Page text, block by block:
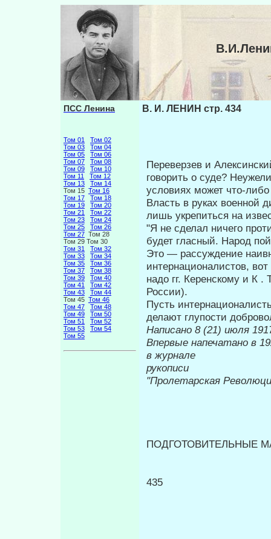
ПСС Ленина
Том 01
Том 02
Том 03
Том 04
Том 05
Том 06
Том 07
Том 08
Том 09
Том 10
Том 11
Том 12
Том 13
Том 14
Том 15 Том 16
Том 17
Том 18
Том 19
Том 20
Том 21
Том 22
Том 23
Том 24
Том 25
Том 26
Том 27 Том 28
Том 29 Том 30
Том 31
Том 32
Том 33
Том 34
Том 35
Том 36
Том 37
Том 38
Том 39
Том 40
Том 41
Том 42
Том 43
Том 44
Том 45 Том 46
Том 47
Том 48
Том 49
Том 50
Том 51
Том 52
Том 53
Том 54
Том 55
В. И. ЛЕНИН стр. 434
Переверзев и
гово­рить о суде?
условиях мо­жет что-
Власть в руках военной
лишь укрепиться на
"Я не сделал ничего
будет гласный. Народ
Это — рассуждение
интернационалистов,
надо гг. Керенскому и К
России).
Пусть
делают глупости
Написано 8 (21) июля
Впервые напечатано в
в журнале
рукописи
"Пролетарская
ПОДГОТОВИТЕЛЬНЫЕ
435